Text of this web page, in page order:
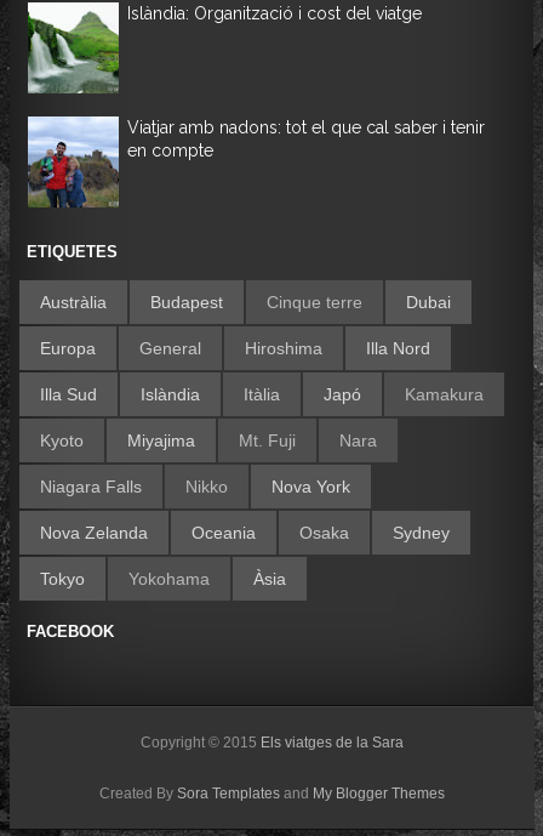
Islàndia: Organització i cost del viatge
Viatjar amb nadons: tot el que cal saber i tenir
en compte
ETIQUETES
Austràlia Budapest Cinque terre Dubai
Europa General Hiroshima Illa Nord
Illa Sud Islàndia Itàlia Japó Kamakura
Kyoto Miyajima Mt. Fuji Nara
Niagara Falls Nikko Nova York
Nova Zelanda Oceania Osaka Sydney
Tokyo Yokohama Àsia
FACEBOOK
Copyright © 2015 Els viatges de la Sara
Created BySora Templates and My Blogger Themes